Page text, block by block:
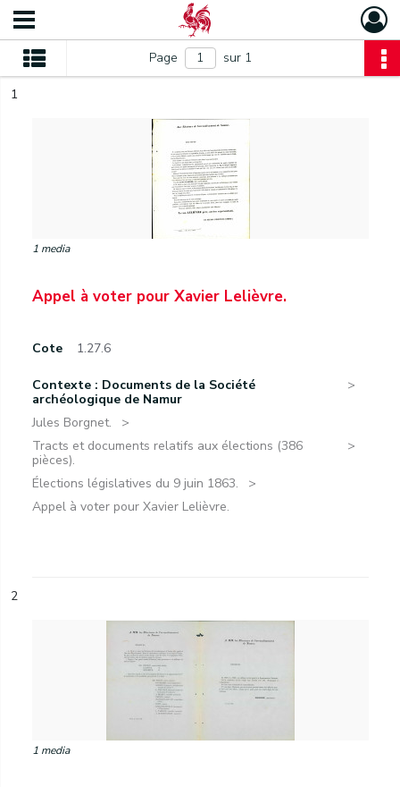
Page sur 1
1
1 media
Appel à voter pour Xavier Lelièvre.
Cote 1.27.6
Contexte : Documents de la Société
archéologique de Namur
Jules Borgnet.
Tracts et documents relatifs aux élections (386
pièces).
Élections législatives du 9 juin 1863.
Appel à voter pour Xavier Lelièvre.
2
1 media